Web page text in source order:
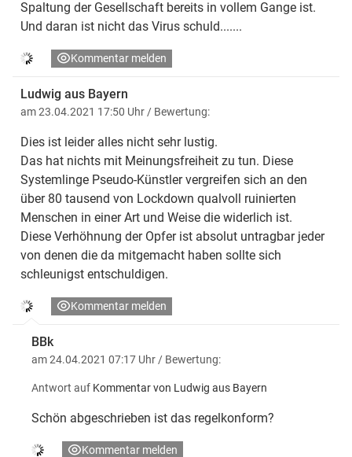
Spaltung der Gesellschaft bereits in vollem Gange ist.
Und daran ist nicht das Virus schuld.......
Kommentar melden
Ludwig aus Bayern
am 23.04.2021 17:50 Uhr / Bewertung:
Dies ist leider alles nicht sehr lustig.
Das hat nichts mit Meinungsfreiheit zu tun. Diese
Systemlinge Pseudo-Künstler vergreifen sich an den
über 80 tausend von Lockdown qualvoll ruinierten
Menschen in einer Art und Weise die widerlich ist.
Diese Verhöhnung der Opfer ist absolut untragbar jeder
von denen die da mitgemacht haben sollte sich
schleunigst entschuldigen.
Kommentar melden
BBk
am 24.04.2021 07:17 Uhr / Bewertung:
Antwort auf Kommentar von Ludwig aus Bayern
Schön abgeschrieben ist das regelkonform?
Kommentar melden